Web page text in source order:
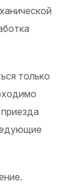
только